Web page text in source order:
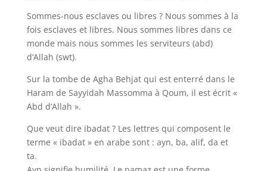
Sommes-nous esclaves ou libres ? Nous sommes à la
fois esclaves et libres. Nous sommes libres dans ce
monde mais nous sommes les serviteurs (abd)
d’Allah (swt).
Sur la tombe de Agha Behjat qui est enterré dans le
Haram de Sayyidah Massomma à Qoum, il est écrit «
Abd d’Allah ».
Que veut dire ibadat ? Les lettres qui composent le
terme « ibadat » en arabe sont : ayn, ba, alif, da et
ta.